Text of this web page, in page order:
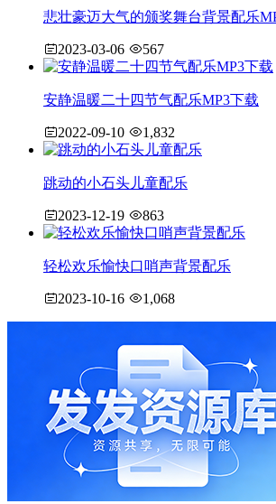
悲壮豪迈大气的颁奖舞台背景配乐
2023-03-06 567
安静温暖二十四节气配乐MP3下载
2022-09-10 1,832
跳动的小石头儿童配乐
2023-12-19 863
轻松欢乐愉快口哨声背景配乐
2023-10-16 1,068